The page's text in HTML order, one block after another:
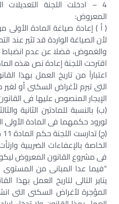
4 – ادخلت اللجنة
المعروض:
( أ ) إعادة صياغة المادة
لأن الصياغة الواردة قد تثير عند
والغموض، فضلا عن عدم انضباط
اقترحت اللجنة إعادة نص هذه
اعتباراً من تاريخ العمل بهذا
التى تبرم لأغراض السكنى أو
الإيجار المنصوص عليها فى
(ب) بالنسبة للمادتين الثانية
لورود حكمهما فى المادة الأولى
الخاصة بالإعفاءات الضريبية
فى مشروع القانون المعروض
“فيما عدا المبانى من المستوى
يناير التالى لتاريخ العمل بهذا
المؤجرة لأغراض السكنى التى